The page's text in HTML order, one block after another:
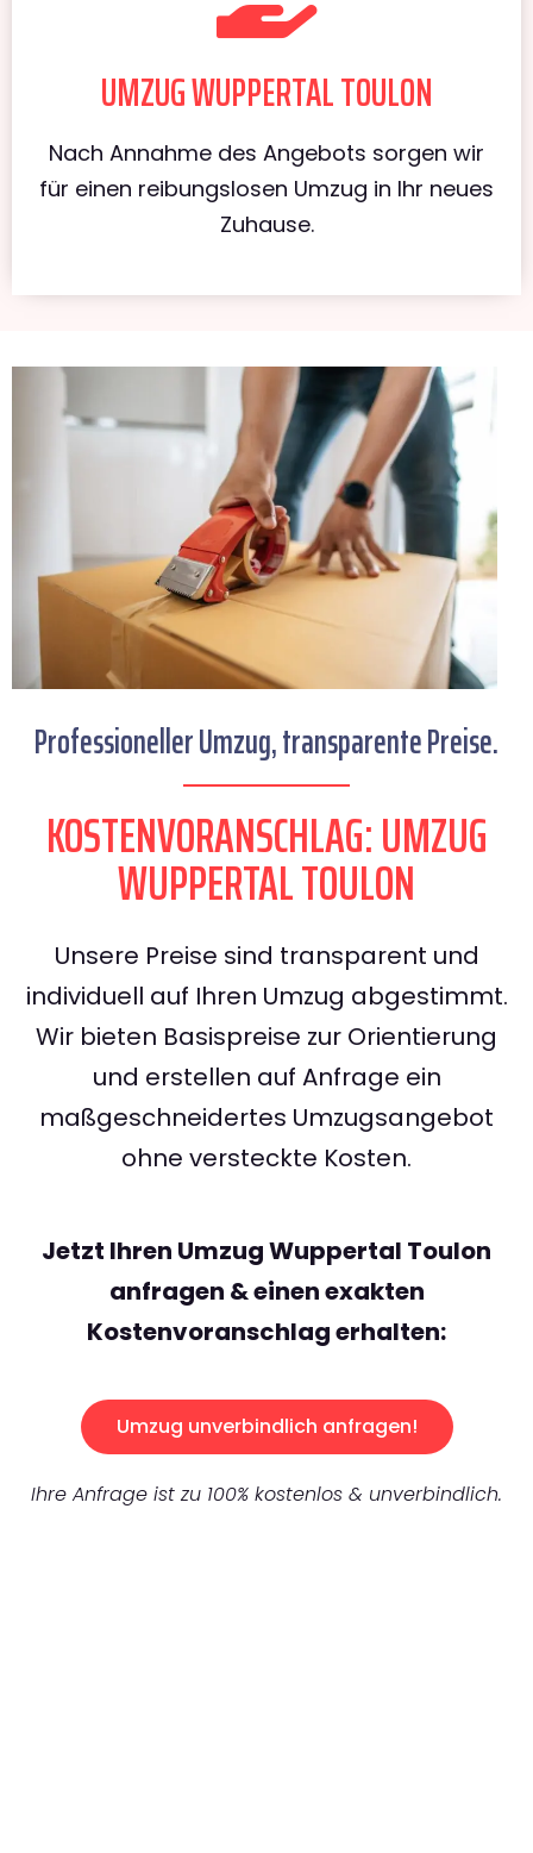
UMZUG WUPPERTAL TOULON
Nach Annahme des Angebots sorgen wir
für einen reibungslosen Umzug in Ihr neues
Zuhause.
Professioneller Umzug, transparente Preise.
KOSTENVORANSCHLAG: UMZUG
WUPPERTAL TOULON
Unsere Preise sind transparent und
individuell auf Ihren Umzug abgestimmt.
Wir bieten Basispreise zur Orientierung
und erstellen auf Anfrage ein
maßgeschneidertes Umzugsangebot
ohne versteckte Kosten.
Jetzt Ihren Umzug Wuppertal Toulon
anfragen & einen exakten
Kostenvoranschlag erhalten:
Umzug unverbindlich anfragen!
Ihre Anfrage ist zu 100% kostenlos & unverbindlich.